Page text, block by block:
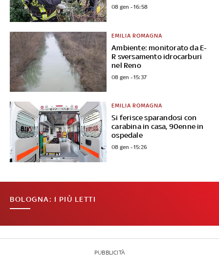
08 gen - 16:58
Ambiente: monitorato da E-
R sversamento idrocarburi
nel Reno
EMILIA ROMAGNA
08 gen - 15:37
Si ferisce sparandosi con
carabina in casa, 90enne in
ospedale
EMILIA ROMAGNA
08 gen - 15:26
BOLOGNA: I PIÙ LETTI
PUBBLICITÀ